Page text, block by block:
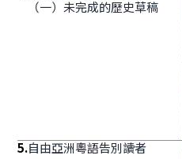
（一）未完成的歷史草稿
5.自由亞洲粵語告別讀者